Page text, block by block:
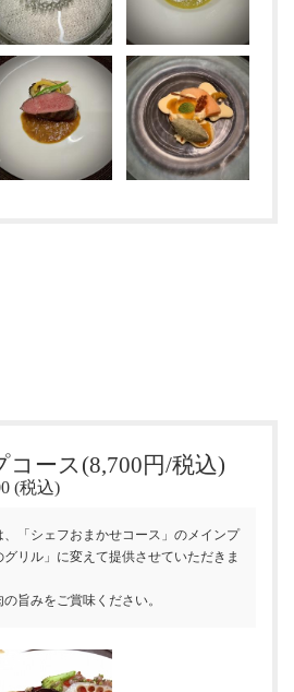
ース(8,700円/税込)
(税込)
「シェフおまかせコース」のメインプ
リル」に変えて提供させていただきま
旨みをご賞味ください。